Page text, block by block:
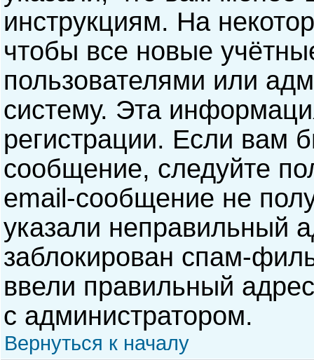
инструкциям. На
чтобы все новые
пользователями или
систему. Эта
регистрации. Если вам
сообщение, следуйте
email-сообщение не
указали неправильный
заблокирован спам-
ввели правильный
с администратором.
Вернуться к началу